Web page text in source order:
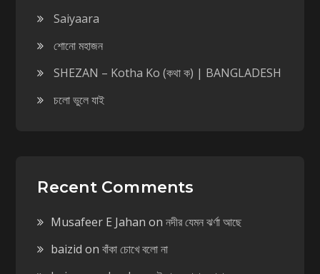
Saiyaara
শোনো মহাজন
SHEZAN – Kotha Ko (কথা ক) | BANGLADESH
চলো ভুলে যাই
Recent Comments
Musafeer E Jahan onনদীর যেমন ঝর্ণা আছে
baizid onবাঁকা চোখে বলো না